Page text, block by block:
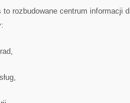
to rozbudowane centrum informacji